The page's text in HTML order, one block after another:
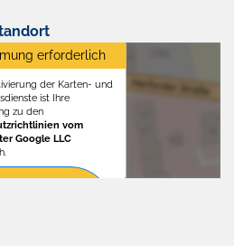
erforderlich
der Karten- und
ist Ihre
zu den
vom
Google LLC